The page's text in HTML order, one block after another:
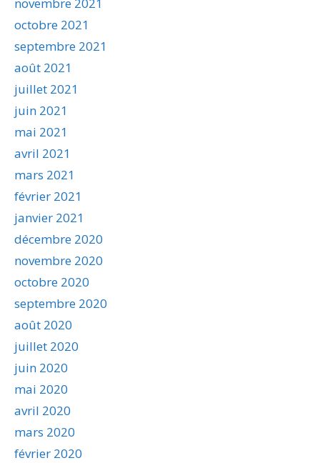
octobre 2021
septembre 2021
août 2021
juillet 2021
juin 2021
mai 2021
avril 2021
mars 2021
février 2021
janvier 2021
décembre 2020
novembre 2020
octobre 2020
septembre 2020
août 2020
juillet 2020
juin 2020
mai 2020
avril 2020
mars 2020
février 2020